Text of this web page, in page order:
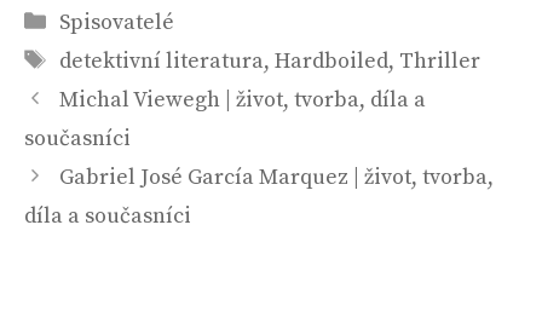
Rubriky
Spisovatelé
Štítky
detektivní literatura, Hardboiled, Thriller
Michal Viewegh | život, tvorba, díla a
současníci
Gabriel José García Marquez | život, tvorba,
díla a současníci